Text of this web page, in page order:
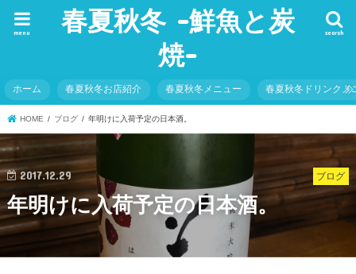
春夏秋冬 -鮮魚と炭
焼-
search
menu
ホーム 春夏秋冬お店紹介 春夏秋冬メニュー 春夏秋冬ドリンクメ
HOME ブログ 年明けに 入荷予定の日本酒。
ブログ
2017.12.29
年明けに 入荷予定の日本酒。